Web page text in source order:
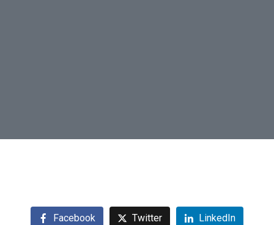
Facebook Twitter LinkedIn